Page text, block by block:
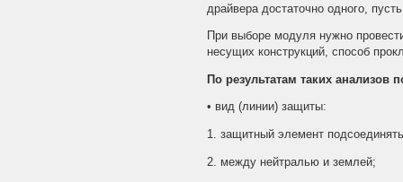
драйвера достаточно одного,
При выборе модуля нужно
несущих конструкций, способ
По результатам таких
• вид (линии) защиты:
1. защитный элемент
2. между нейтралью и землей;